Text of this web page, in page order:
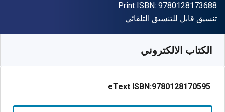
Print ISBN: 9780128173688
شكل
تنسيق قابل للتنسيق التلقائي
الكتاب الالكتروني
eText ISBN:9780128170595